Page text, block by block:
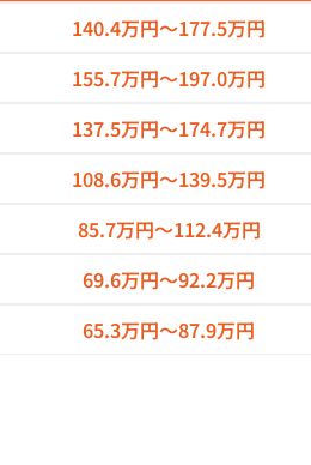
140.4万円～177.5万円
155.7万円～197.0万円
137.5万円～174.7万円
108.6万円～139.5万円
85.7万円～112.4万円
69.6万円～92.2万円
65.3万円～87.9万円